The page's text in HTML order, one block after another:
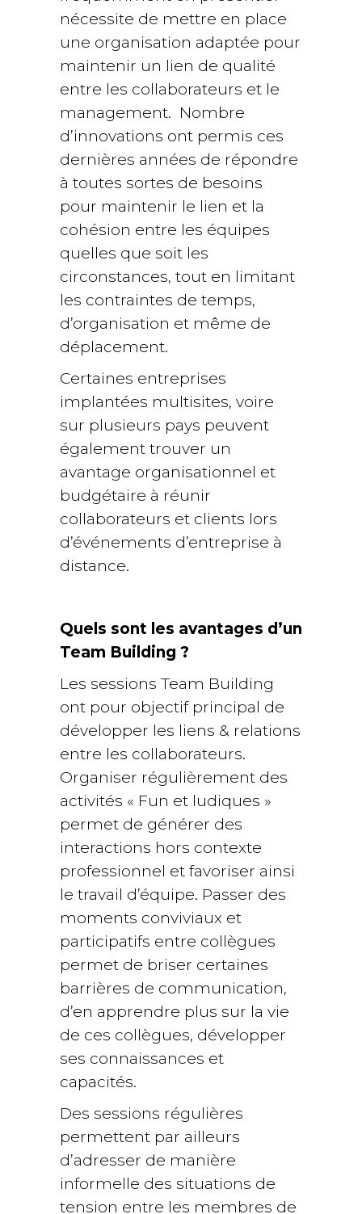
nécessite de mettre en place
une organisation adaptée pour
maintenir un lien de qualité
entre les collaborateurs et le
management. Nombre
d’innovations ont permis ces
dernières années de répondre
à toutes sortes de besoins
pour maintenir le lien et la
cohésion entre les équipes
quelles que soit les
circonstances, tout en limitant
les contraintes de temps,
d’organisation et même de
déplacement.
Certaines entreprises
implantées multisites, voire
sur plusieurs pays peuvent
également trouver un
avantage organisationnel et
budgétaire à réunir
collaborateurs et clients lors
d’événements d’entreprise à
distance.
Quels sont les avantages d’un
Team Building ?
Les sessions Team Building
ont pour objectif principal de
développer les liens & relations
entre les collaborateurs.
Organiser régulièrement des
activités « Fun et ludiques »
permet de générer des
interactions hors contexte
professionnel et favoriser ainsi
le travail d’équipe. Passer des
moments conviviaux et
participatifs entre collègues
permet de briser certaines
barrières de communication,
d’en apprendre plus sur la vie
de ces collègues, développer
ses connaissances et
capacités.
Des sessions régulières
permettent par ailleurs
d’adresser de manière
informelle des situations de
tension entre les membres de